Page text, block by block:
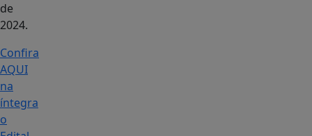
de
2024.
Confira
AQUI
na
íntegra
o